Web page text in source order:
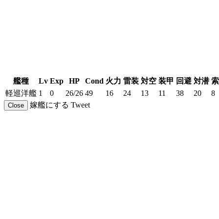
艦種 Lv Exp HP Cond 火力 雷装 対空 装甲 回避 対潜
軽巡洋艦 1 0 26/26 49 16 24 13 11 38 20 8
Close 嫁艦にする Tweet